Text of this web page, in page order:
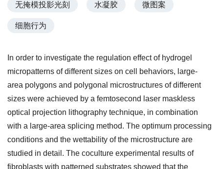
无掩模投影光刻 水凝胶 微图案
细胞行为
In order to investigate the regulation effect of hydrogel
micropatterns of different sizes on cell behaviors, large-
area polygons and polygonal microstructures of different
sizes were achieved by a femtosecond laser maskless
optical projection lithography technique, in combination
with a large-area splicing method. The optimum processing
conditions and the wettability of the microstructure are
studied in detail. The coculture experimental results of
fibroblasts with patterned substrates showed that the